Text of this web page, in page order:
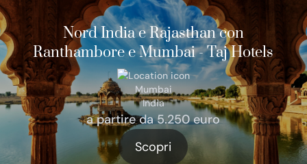
Nord India e Rajasthan con
Ranthambore e Mumbai - Taj Hotels
Mumbai
India
a partire da 5.250 euro
Scopri